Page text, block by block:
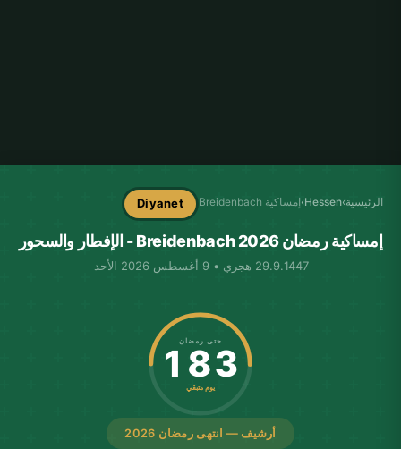
الرئيسية›
Hessen
›إمساكية Breidenbach Diyanet
إمساكية رمضان Breidenbach 2026 - الإفطار والسحور
29.9.1447 هجري • 9 أغسطس 2026 الأحد
أرشيف — انتهى رمضان 2026
حتى رمضان
183
يوم متبقي